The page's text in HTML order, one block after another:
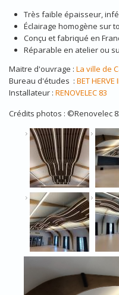
Très faible épaisseur,
Éclairage homogène sur
Conçu et fabriqué en
Réparable en atelier ou
Maitre d'ouvrage : La ville de
Bureau d'études : BET HERVE
Installateur : RENOVELEC 83
Crédits photos : ©Renovelec